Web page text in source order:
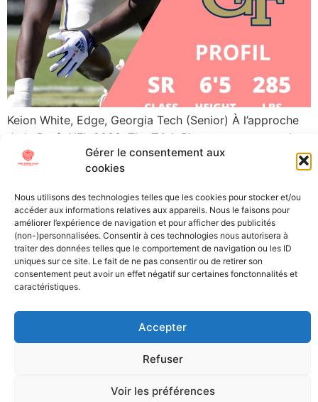
Gérer le consentement aux
cookies
Nous utilisons des technologies telles que les cookies pour stocker et/ou
accéder aux informations relatives aux appareils. Nous le faisons pour
améliorer l’expérience de navigation et pour afficher des publicités
(non-)personnalisées. Consentir à ces technologies nous autorisera à
traiter des données telles que le comportement de navigation ou les ID
uniques sur ce site. Le fait de ne pas consentir ou de retirer son
consentement peut avoir un effet négatif sur certaines fonctonnalités et
caractéristiques.
Accepter
Refuser
Voir les préférences
Keion White, Edge, Georgia Tech (Senior) À l’approche
de la Draft NFL 2023, The Trick Play vous propose de
vous plonger au mieux dans cet évènement si
particulier. Découvrez les futures stars (ou désillusions)
présentations détaillées des meilleurs joueurs
universitaires. On s’envole aujourd’hui du […]
All Texts Rights Reserved © 2023
Tous les textes présents sur ce site sont protégés par les droits
d’auteur. Il est interdit de reproduire, distribuer ou utiliser de
quelque manière que ce soit ces éléments sans l’autorisation
expresse de leurs propriétaires.